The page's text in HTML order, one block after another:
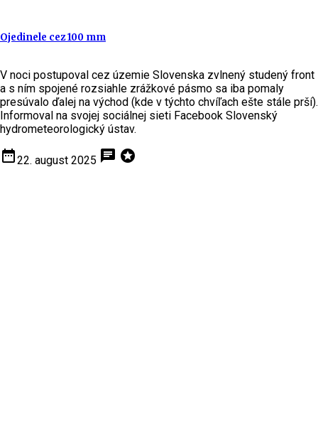
Ojedinele cez 100 mm
V noci postupoval cez územie Slovenska zvlnený studený front
a s ním spojené rozsiahle zrážkové pásmo sa iba pomaly
presúvalo ďalej na východ (kde v týchto chvíľach ešte stále prší).
Informoval na svojej sociálnej sieti Facebook Slovenský
hydrometeorologický ústav.
date_range22. august 2025 chat stars